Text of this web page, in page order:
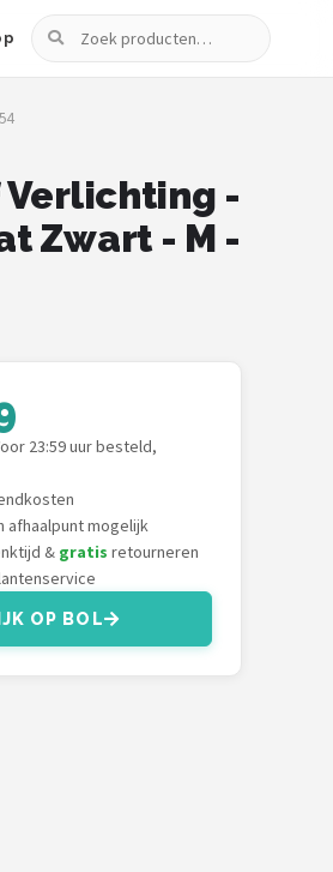
Zoeken
Verlichting -
Zwart - M -
23:59 uur besteld,
afhaalpunt mogelijk
& gratis retourneren
OP BOL